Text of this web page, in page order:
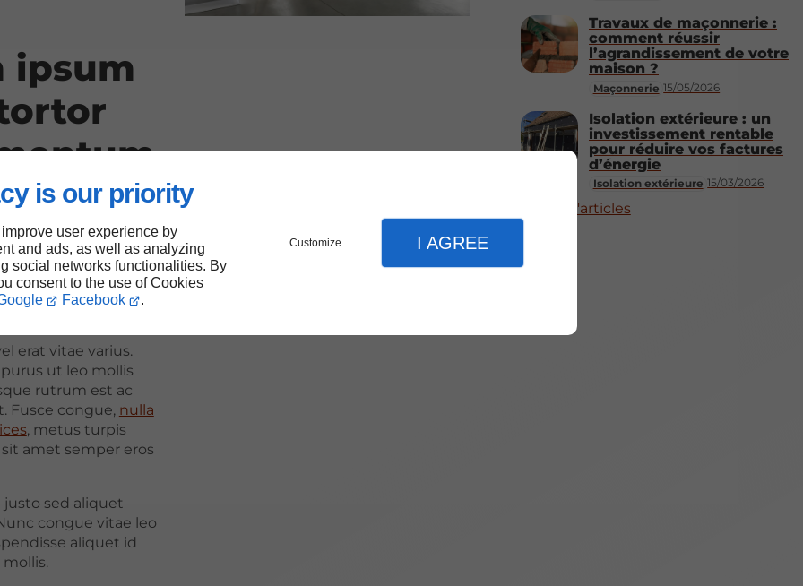
is our priority
user experience by
and ads, as well as analyzing
social networks functionalities. By
consent to the use of Cookies
Facebook .
Customize I AGREE
Maçonnerie 15/05/2026
Travaux de maçonnerie :
comment réussir
l’agrandissement de votre
maison ?
Isolation extérieure 15/03/2026
Isolation extérieure : un
investissement rentable
pour réduire vos factures
d’énergie
Plus d'articles
ipsum
sit amet,
elit. Proin vel
tortor
erat vitae varius.
ut leo mollis
rutrum est ac
Fusce congue, nulla
, metus turpis
amet semper eros
justo sed aliquet
congue vitae leo
aliquet id